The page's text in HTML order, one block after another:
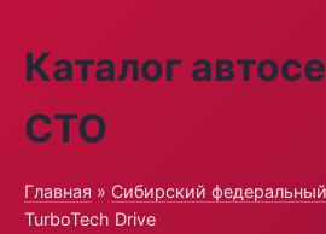
Каталог
СТО
Главная » Сибирский
TurboTech Drive